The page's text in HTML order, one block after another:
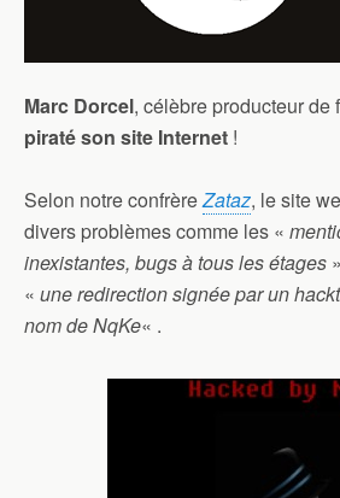
Marc Dorcel, célèbre producteur de
piraté son site Internet !
Selon notre confrèreZataz, le site
divers problèmes comme les «
inexistantes, bugs à tous les étages
« une redirection signée par un
nom de NqKe« .